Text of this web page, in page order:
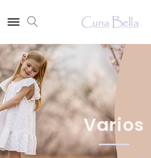
Varios